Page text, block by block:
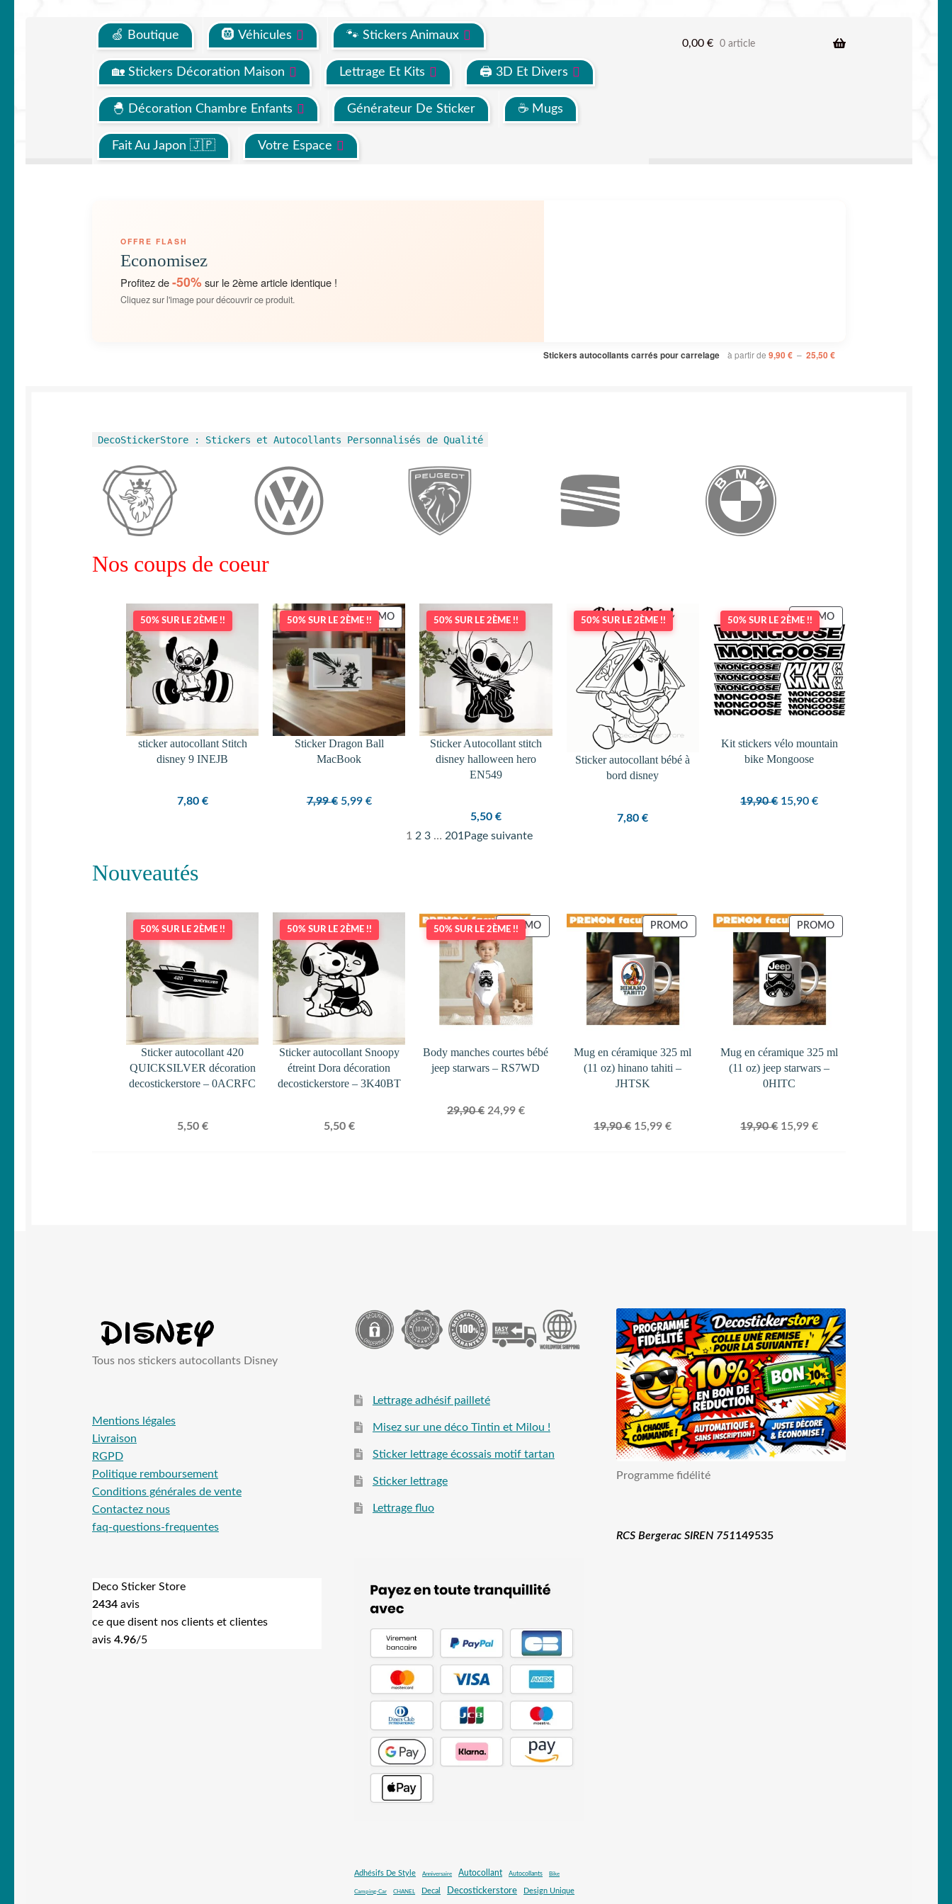
🍏 Boutique 🛞 Véhicules 🐾 Stickers Animaux
🏡 Stickers Décoration Maison Lettrage Et Kits 🖨 3D Et Divers
🐣 Décoration Chambre Enfants Générateur De Sticker ☕ Mugs
Fait Au Japon 🇯🇵 Votre Espace
0,00 € 0 article
OFFRE FLASH
Economisez
Profitez de-50%sur le 2ème article identique !
Cliquez sur l'image pour découvrir ce produit.
Stickers autocollants carrés pour carrelage à partir de 9,90 € – 25,50 €Plage
DecoStickerStore : Stickers et Autocollants Personnalisés de Qualité
Nos coups de coeur
50% SUR LE 2ÈME !!
sticker autocollant Stitch
disney 9 INEJB
7,80 €
50% SUR LE 2ÈME !!PROMOPRODUIT
EN
PROMOTION
Sticker Dragon Ball
MacBook
7,99€ Le
5,99 €Le
50% SUR LE 2ÈME !!
Sticker Autocollant stitch
disney halloween hero
EN549
5,50 €
50% SUR LE 2ÈME !!
Sticker autocollant bébé à
bord disney
7,80€
50% SUR LE 2ÈME !!PROMOPRODUIT
EN
PROMOTION
Kit stickers vélo mountain
bike Mongoose
19,90€ Le
15,90€Le
1 2 3 … 201 Page suivante
Nouveautés
50% SUR LE 2ÈME !!
Sticker autocollant 420
QUICKSILVER décoration
decostickerstore – 0ACRFC
5,50 €
50% SUR LE 2ÈME !!
Sticker autocollant Snoopy
étreint Dora décoration
decostickerstore – 3K40BT
5,50 €
50% SUR LE 2ÈME !!PROMOPRODUIT
PROMOTION
Body manches courtes bébé
jeep starwars – RS7WD
29,90€ Le
24,99 €Le
PROMOPRODUIT
PROMOTION
Mug en céramique 325 ml
(11 oz) hinano tahiti –
JHTSK
19,90€ Le
15,99€Le
PROMOPRODUIT
Mug en céramique 325 ml
(11 oz) jeep starwars –
0HITC
19,90€ Le
15,99€Le
Tous nos stickers autocollants Disney
Mentions légales
Livraison
RGPD
Politique remboursement
Conditions générales de vente
Contactez nous
faq-questions-frequentes
Deco Sticker Store
2434 avis
ce que disent nos clients et clientes
avis4.96/5
Lettrage adhésif pailleté
Misez sur une déco Tintin et Milou !
Sticker lettrage écossais motif tartan
Sticker lettrage
Lettrage fluo
Adhésifs De Style Anniversaire Autocollant Autocollants Bike
Camping-Car CHANEL Decal Decostickerstore Design Unique
Programme fidélité
RCS Bergerac SIREN 751149535